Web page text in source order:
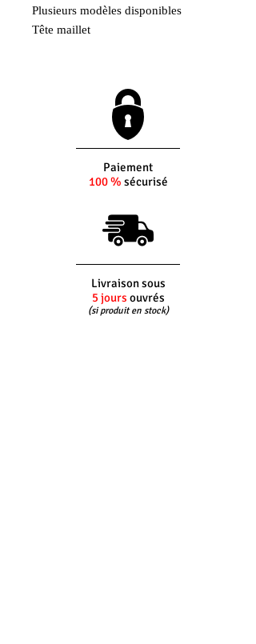
Plusieurs modèles disponibles
Tête maillet
Paiement
100 % sécurisé
Livraison sous
5 jours ouvrés
(si produit en stock)